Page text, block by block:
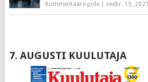
Kommentaare pole| veebr. 19, 2021
7. AUGUSTI KUULUTAJA